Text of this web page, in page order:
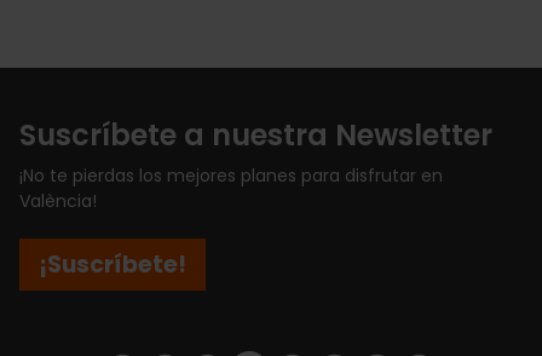
Suscríbete a nuestra Newsletter
¡No te pierdas los mejores planes para disfrutar en
València!
¡Suscríbete!